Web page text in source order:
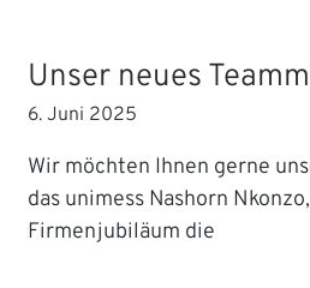
Unser neues
6. Juni 2025
Wir möchten Ihnen gerne
das unimess Nashorn
Firmenjubiläum die